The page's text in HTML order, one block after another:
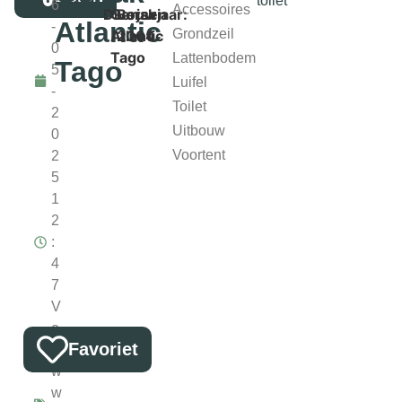
Favoriet
6
-
0
5
-
2
0
2
5
1
2
:
4
7
V
o
u
w
w
Atlantic
Tago
Diversen
Gerjak
Atlantic
Tago
Bouwjaar:
2004
Accessoires
Grondzeil
Lattenbodem
Luifel
Toilet
Uitbouw
Voortent